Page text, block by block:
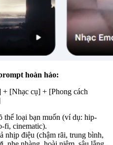
hoàn hảo:
[Nhạc cụ] + [Phong cách
thể loại bạn muốn (ví dụ: hip-
fi, cinematic).
nhịp điệu (chậm rãi, trung bình,